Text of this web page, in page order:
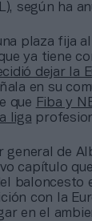
según ha
plaza fija
ya tiene
dejar la
en su
que Fiba y
liga
general de
capítulo
baloncesto
con la
en el